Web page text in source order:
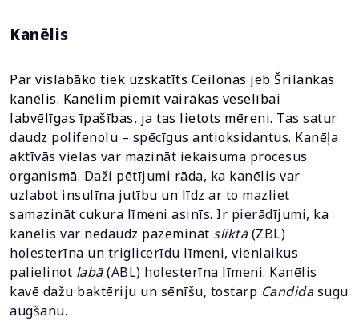
Kanēlis
Par vislabāko tiek uzskatīts Ceilonas jeb Šrilankas
kanēlis. Kanēlim piemīt vairākas veselībai
labvēlīgas īpašības, ja tas lietots mēreni. Tas satur
daudz polifenolu – spēcīgus antioksidantus. Kanēļa
aktīvās vielas var mazināt iekaisuma procesus
organismā. Daži pētījumi rāda, ka kanēlis var
uzlabot insulīna jutību un līdz ar to mazliet
samazināt cukura līmeni asinīs. Ir pierādījumi, ka
kanēlis var nedaudz pazemināt sliktā(ZBL)
holesterīna un triglicerīdu līmeni, vienlaikus
palielinot labā(ABL) holesterīna līmeni. Kanēlis
kavē dažu baktēriju un sēnīšu, tostarp Candidasugu
augšanu.